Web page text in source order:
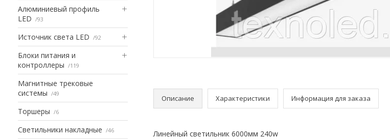
Алюминиевый профиль
LED
93
Источник света LED 92
Блоки питания и
контроллеры
119
Магнитные трековые
системы
49
Торшеры 6
Светильники накладные 46
Описание Характеристики Информация для заказа
Линейный светильник 6000мм 240w